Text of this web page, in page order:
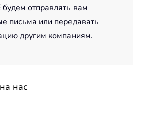
отправлять вам
письма или передавать
другим компаниям.
нас